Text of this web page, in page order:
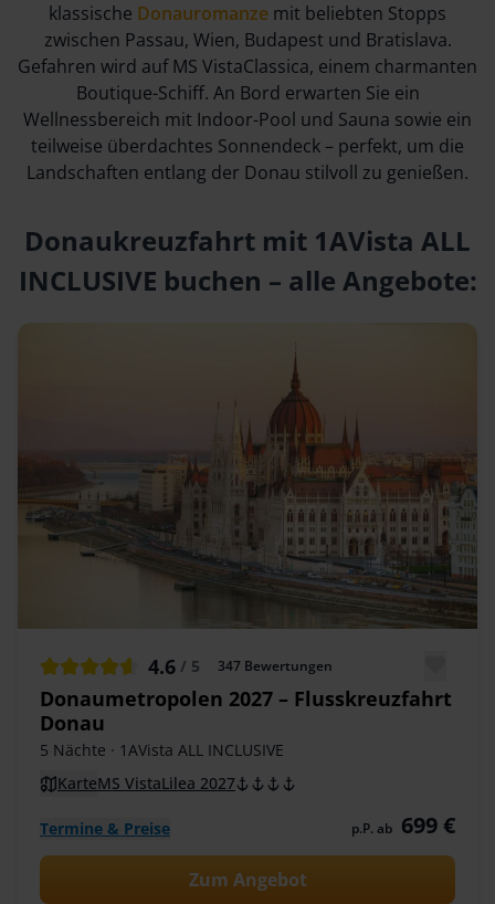
klassische Donauromanze mit beliebten Stopps
zwischen Passau, Wien, Budapest und Bratislava.
Gefahren wird auf MS VistaClassica, einem charmanten
Boutique-Schiff. An Bord erwarten Sie ein
Wellnessbereich mit Indoor-Pool und Sauna sowie ein
teilweise überdachtes Sonnendeck – perfekt, um die
Landschaften entlang der Donau stilvoll zu genießen.
Donaukreuzfahrt mit 1AVista ALL
INCLUSIVE buchen – alle Angebote:
4.6 / 5 347 Bewertungen
Donaumetropolen 2027 – Flusskreuzfahrt
Donau
5 Nächte · 1AVista ALL INCLUSIVE
KarteMS VistaLilea 2027
Termine & Preise p.P. ab 699 €
Zum Angebot